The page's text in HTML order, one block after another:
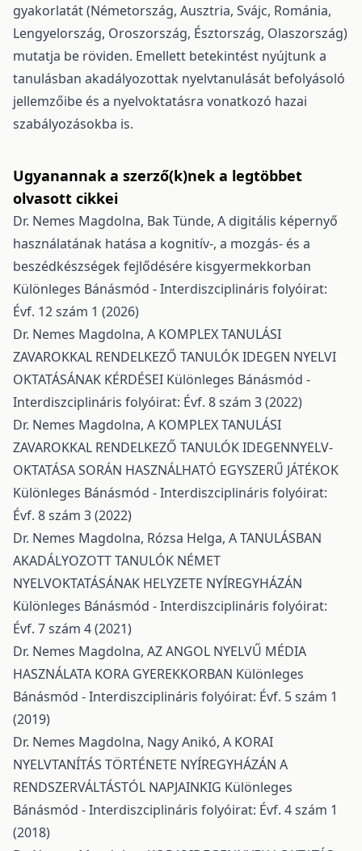
gyakorlatát (Németország, Ausztria, Svájc, Románia,
Lengyelország, Oroszország, Észtország, Olaszország)
mutatja be röviden. Emellett betekintést nyújtunk a
tanulásban akadályozottak nyelvtanulását befolyásoló
jellemzőibe és a nyelvoktatásra vonatkozó hazai
szabályozásokba is.
Ugyanannak a szerző(k)nek a legtöbbet
olvasott cikkei
Dr. Nemes Magdolna, Bak Tünde, A digitális képernyő
használatának hatása a kognitív-, a mozgás- és a
beszédkészségek fejlődésére kisgyermekkorban
Különleges Bánásmód - Interdiszciplináris folyóirat:
Évf. 12 szám 1 (2026)
Dr. Nemes Magdolna, A KOMPLEX TANULÁSI
ZAVAROKKAL RENDELKEZŐ TANULÓK IDEGEN NYELVI
OKTATÁSÁNAK KÉRDÉSEI Különleges Bánásmód -
Interdiszciplináris folyóirat: Évf. 8 szám 3 (2022)
Dr. Nemes Magdolna, A KOMPLEX TANULÁSI
ZAVAROKKAL RENDELKEZŐ TANULÓK IDEGENNYELV-
OKTATÁSA SORÁN HASZNÁLHATÓ EGYSZERŰ JÁTÉKOK
Különleges Bánásmód - Interdiszciplináris folyóirat:
Évf. 8 szám 3 (2022)
Dr. Nemes Magdolna, Rózsa Helga, A TANULÁSBAN
AKADÁLYOZOTT TANULÓK NÉMET
NYELVOKTATÁSÁNAK HELYZETE NYÍREGYHÁZÁN
Különleges Bánásmód - Interdiszciplináris folyóirat:
Évf. 7 szám 4 (2021)
Dr. Nemes Magdolna, AZ ANGOL NYELVŰ MÉDIA
HASZNÁLATA KORA GYEREKKORBAN Különleges
Bánásmód - Interdiszciplináris folyóirat: Évf. 5 szám 1
(2019)
Dr. Nemes Magdolna, Nagy Anikó, A KORAI
NYELVTANÍTÁS TÖRTÉNETE NYÍREGYHÁZÁN A
RENDSZERVÁLTÁSTÓL NAPJAINKIG Különleges
Bánásmód - Interdiszciplináris folyóirat: Évf. 4 szám 1
(2018)